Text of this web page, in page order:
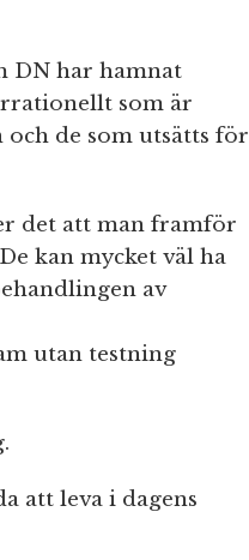
DN har hamnat
som är
de som utsätts för
det att man framför
kan mycket väl ha
av
utan testning
att leva i dagens